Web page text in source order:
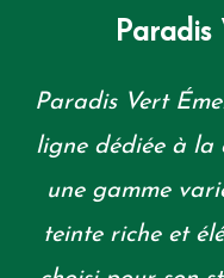
Paradis
Paradis Vert
ligne dédiée à la
une gamme
teinte riche et